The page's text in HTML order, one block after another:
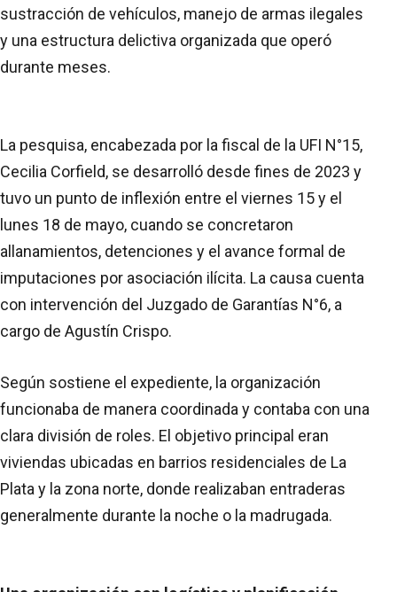
sustracción de vehículos, manejo de armas ilegales
y una estructura delictiva organizada que operó
durante meses.
La pesquisa, encabezada por la fiscal de la UFI N°15,
Cecilia Corfield, se desarrolló desde fines de 2023 y
tuvo un punto de inflexión entre el viernes 15 y el
lunes 18 de mayo, cuando se concretaron
allanamientos, detenciones y el avance formal de
imputaciones por asociación ilícita. La causa cuenta
con intervención del Juzgado de Garantías N°6, a
cargo de Agustín Crispo.
Según sostiene el expediente, la organización
funcionaba de manera coordinada y contaba con una
clara división de roles. El objetivo principal eran
viviendas ubicadas en barrios residenciales de La
Plata y la zona norte, donde realizaban entraderas
generalmente durante la noche o la madrugada.